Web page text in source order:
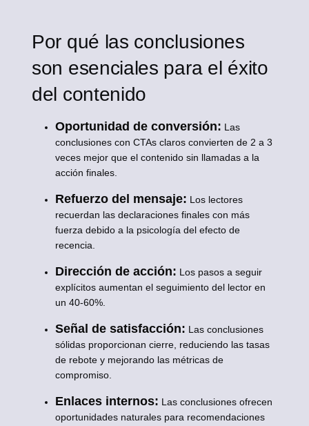
Por qué las conclusiones
son esenciales para el éxito
del contenido
Oportunidad de conversión: Las
conclusiones con CTAs claros convierten de 2 a 3
veces mejor que el contenido sin llamadas a la
acción finales.
Refuerzo del mensaje: Los lectores
recuerdan las declaraciones finales con más
fuerza debido a la psicología del efecto de
recencia.
Dirección de acción: Los pasos a seguir
explícitos aumentan el seguimiento del lector en
un 40-60%.
Señal de satisfacción: Las conclusiones
sólidas proporcionan cierre, reduciendo las tasas
de rebote y mejorando las métricas de
compromiso.
Enlaces internos: Las conclusiones ofrecen
oportunidades naturales para recomendaciones